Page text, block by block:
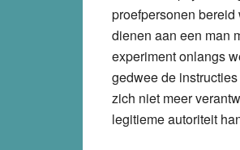
proefpersonen
dienen aan een man
experiment onlangs
gedwee de
zich niet meer
legitieme autoriteit